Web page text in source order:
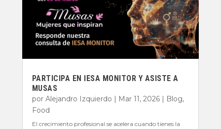
PARTICIPA EN IESA MONITOR Y ASISTE A
MUSAS
por Alejandro Izquierdo | Mar 11, 2026| Blog,
Food
El crecimiento profesional se acelera cuando tienes la